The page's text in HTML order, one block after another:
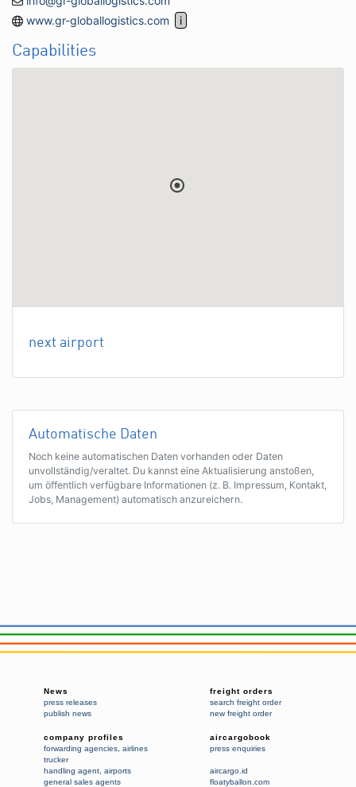
www.gr-globallogistics.com
Capabilities
next airport
Automatische Daten
Noch keine automatischen Daten vorhanden oder Daten
unvollständig/veraltet. Du kannst eine Aktualisierung anstoßen,
um öffentlich verfügbare Informationen (z. B. Impressum, Kontakt,
Jobs, Management) automatisch anzureichern.
News
press releases
publish news
freight orders
search freight order
new freight order
company profiles
forwarding agencies airlines
trucker
handling agent airports
general sales agents
aircargobook
press enquiries
aircargo.id
floatyballon.com